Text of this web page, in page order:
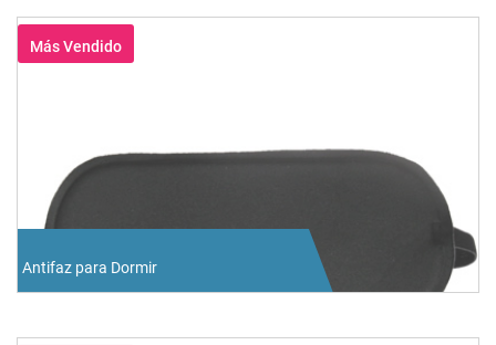
Más Vendido
Antifaz para Dormir